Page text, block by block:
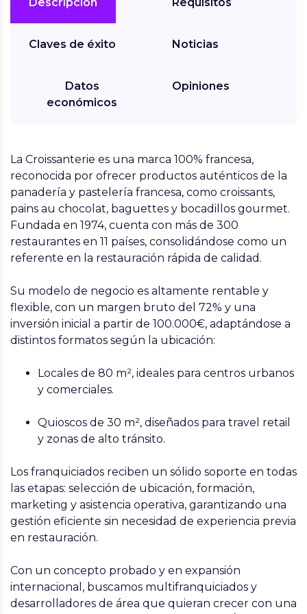
Descripción
Claves de éxito
Datos
económicos
Requisitos
Noticias
Opiniones
La Croissanterie es una marca 100% francesa,
reconocida por ofrecer productos auténticos de la
panadería y pastelería francesa, como croissants,
pains au chocolat, baguettes y bocadillos gourmet.
Fundada en 1974, cuenta con más de 300
restaurantes en 11 países, consolidándose como un
referente en la restauración rápida de calidad.
Su modelo de negocio es altamente rentable y
flexible, con un margen bruto del 72% y una
inversión inicial a partir de 100.000€, adaptándose a
distintos formatos según la ubicación:
Locales de 80 m², ideales para centros urbanos
y comerciales.
Quioscos de 30 m², diseñados para travel retail
y zonas de alto tránsito.
Los franquiciados reciben un sólido soporte en todas
las etapas: selección de ubicación, formación,
marketing y asistencia operativa, garantizando una
gestión eficiente sin necesidad de experiencia previa
en restauración.
Con un concepto probado y en expansión
internacional, buscamos multifranquiciados y
desarrolladores de área que quieran crecer con una